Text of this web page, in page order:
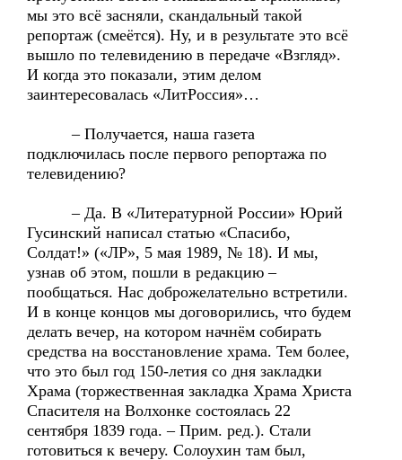
мы это всё засняли, скандальный такой
репортаж (смеётся). Ну, и в результате это всё
вышло по телевидению в передаче «Взгляд».
И когда это показали, этим делом
заинтересовалась «ЛитРоссия»…
– Получается, наша газета
подключилась после первого репортажа по
телевидению?
– Да. В «Литературной России» Юрий
Гусинский написал статью «Спасибо,
Солдат!» («ЛР», 5 мая 1989, № 18). И мы,
узнав об этом, пошли в редакцию –
пообщаться. Нас доброжелательно встретили.
И в конце концов мы договорились, что будем
делать вечер, на котором начнём собирать
средства на восстановление храма. Тем более,
что это был год 150-летия со дня закладки
Храма (торжественная закладка Храма Христа
Спасителя на Волхонке состоялась 22
сентября 1839 года. – Прим. ред.). Стали
готовиться к вечеру. Солоухин там был,